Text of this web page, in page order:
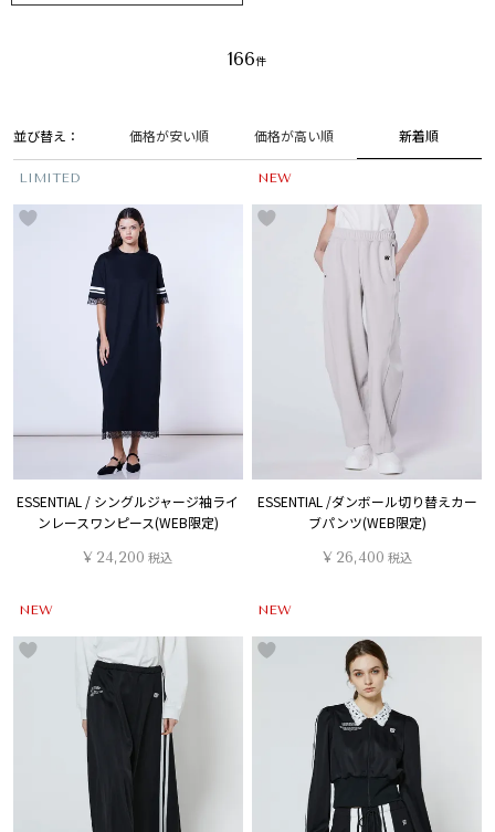
並び替え 価格が安い順 価格が高い順 新着順
166
LIMITED
ESSENTIAL / シングルジャージ袖ライ
ンレースワンピース(WEB限定)
¥ 24,200 税込
NEW
ESSENTIAL /ダンボール切り替えカー
ブパンツ(WEB限定)
¥ 26,400 税込
NEW NEW